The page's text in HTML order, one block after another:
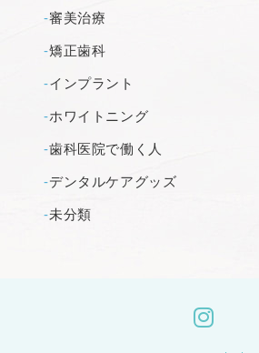
審美治療
矯正歯科
インプラント
ホワイトニング
歯科医院で働く人
デンタルケアグッズ
未分類